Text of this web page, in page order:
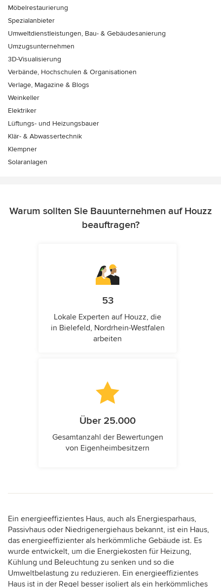
Möbelrestaurierung
Spezialanbieter
Umweltdienstleistungen, Bau- & Gebäudesanierung
Umzugsunternehmen
3D-Visualisierung
Verbände, Hochschulen & Organisationen
Verlage, Magazine & Blogs
Weinkeller
Elektriker
Lüftungs- und Heizungsbauer
Klär- & Abwassertechnik
Klempner
Solaranlagen
Warum sollten Sie Bauunternehmen auf Houzz
beauftragen?
53
Lokale Experten auf Houzz, die
in Bielefeld, Nordrhein-Westfalen
arbeiten
Über 25.000
Gesamtanzahl der Bewertungen
von Eigenheimbesitzern
Ein energieeffizientes Haus, auch als Energiesparhaus,
Passivhaus oder Niedrigenergiehaus bekannt, ist ein Haus,
das energieeffizienter als herkömmliche Gebäude ist. Es
wurde entwickelt, um die Energiekosten für Heizung,
Kühlung und Beleuchtung zu senken und so die
Umweltbelastung zu reduzieren. Ein energieeffizientes
Haus ist in der Regel besser isoliert als ein herkömmliches